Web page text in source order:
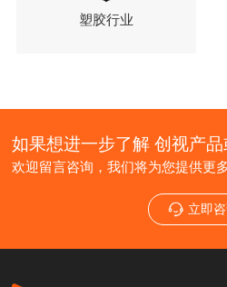
塑胶行业
如果想进一步了解 创视产
欢迎留言咨询，我们将为您提供更
立即